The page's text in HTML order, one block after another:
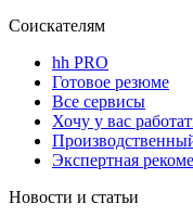
Соискателям
hh PRO
Готовое резюме
Все сервисы
Хочу у вас
Экспертная
Новости и статьи